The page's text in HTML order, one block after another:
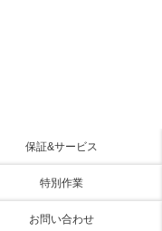
保証&サービス
特別作業
お問い合わせ